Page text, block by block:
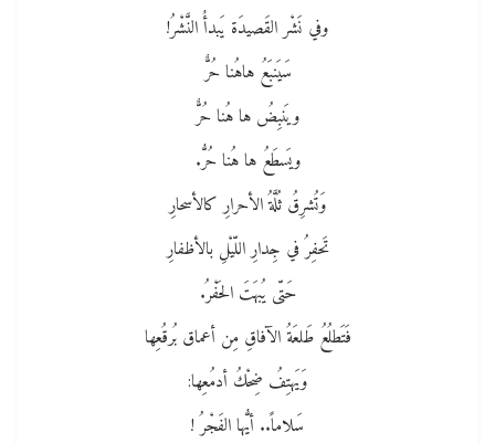
وفي نَشْر القَصيدَة يَبدأُ النَّشْرُ!
سَيَنبَعُ هاهُنا حُرٌّ
ويَنبِضُ ها هُنا حُرٌّ
ويَسطَعُ ها هُنا حُرُّ.
وَتُشرِقُ ثُلَّةُ الأحرارِ كالأسحارِ
تَحفِرُ في جِدارِ اللّيْلِ بالأظفارِ
حَتّى يُبهَتَ الحَفْرُ.
فَتَطلُعُ طَلعَةُ الآفاقِ مِن أعماق بُرقُعِها
وَيَهتِفُ ضِحْكُ أدمُعِها:
سَلاماً.. أيُّها الفَجْرُ !